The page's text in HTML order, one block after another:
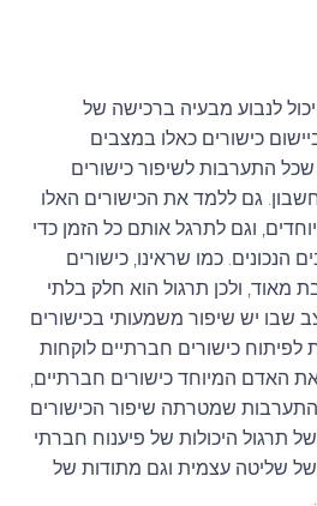
לנבוע מבעיה ברכישה של
כישורים כאלו במצבים
התערבות לשיפור כישורים
גם ללמד את הכישורים האלו
וגם לתרגל אותם כל הזמן כדי
הנכונים. כמו שראינו, כישורים
מאוד, ולכן תרגול הוא חלק בלתי
שבו יש שיפור משמעותי בכישורים
לפיתוח כישורים חברתיים לוקחות
האדם המיוחד כישורים חברתיים,
שמטרתה שיפור הכישורים
תרגול היכולות של פיענוח חברתי
שליטה עצמית וגם מתודות של